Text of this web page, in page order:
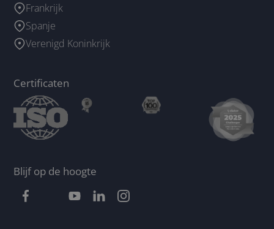
Frankrijk
Spanje
Verenigd Koninkrijk
Certificaten
Blijf op de hoogte